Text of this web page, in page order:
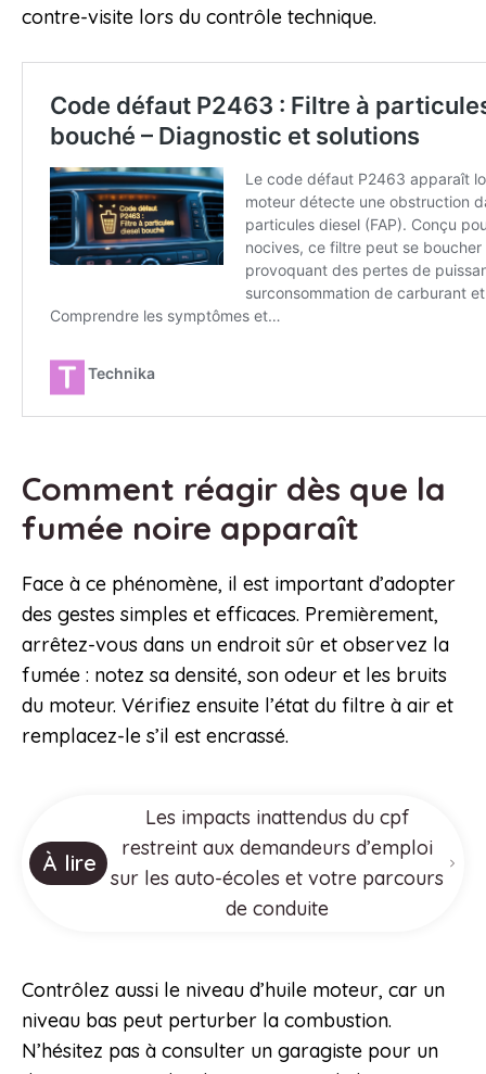
contre-visite lors du contrôle technique.
Comment réagir dès que la
fumée noire apparaît
Face à ce phénomène, il est important d’adopter
des gestes simples et efficaces. Premièrement,
arrêtez-vous dans un endroit sûr et observez la
fumée : notez sa densité, son odeur et les bruits
du moteur. Vérifiez ensuite l’état du filtre à air et
remplacez-le s’il est encrassé.
À lire
Les impacts inattendus du cpf
restreint aux demandeurs d’emploi
sur les auto-écoles et votre parcours
de conduite
Contrôlez aussi le niveau d’huile moteur, car un
niveau bas peut perturber la combustion.
N’hésitez pas à consulter un garagiste pour un